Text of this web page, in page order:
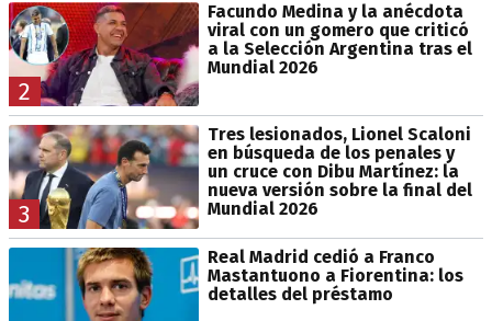
2
Facundo Medina y la anécdota
viral con un gomero que criticó
a la Selección Argentina tras el
Mundial 2026
3
Tres lesionados, Lionel Scaloni
en búsqueda de los penales y
un cruce con Dibu Martínez: la
nueva versión sobre la final del
Mundial 2026
Real Madrid cedió a Franco
Mastantuono a Fiorentina: los
detalles del préstamo